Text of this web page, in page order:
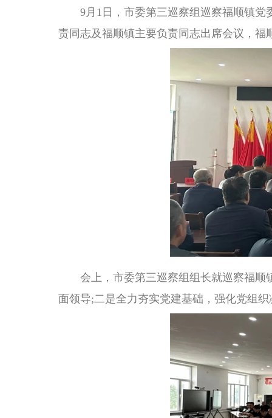
9月1日，市委第三巡察组巡察福顺镇党
责同志及福顺镇主要负责同志出席会议，
会上，市委第三巡察组组长就巡察福顺
面领导;二是全力夯实党建基础，强化党组